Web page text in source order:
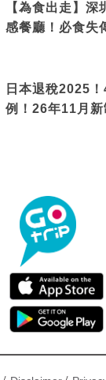
【為食出走】
感餐廳！必食失
日本退稅2025
例！26年11月新